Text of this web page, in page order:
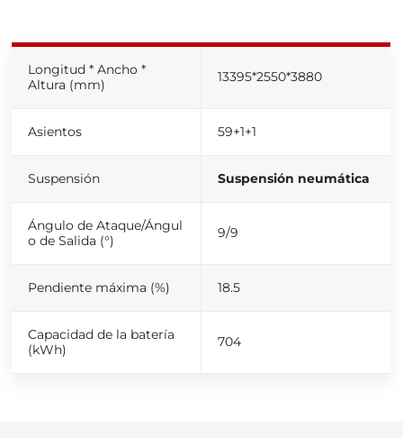
Longitud * Ancho *
Altura (mm)
13395*2550*3880
Asientos 59+1+1
Suspensión Suspensión neumática
Ángulo de Ataque/Ángul
o de Salida (°)
9/9
Pendiente máxima (%) 18.5
Capacidad de la batería
(kWh)
704